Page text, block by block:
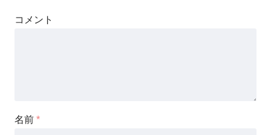
コメント
名前 *